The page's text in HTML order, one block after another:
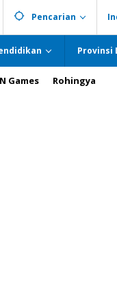
Pencarian
Provinsi
Games Rohingya